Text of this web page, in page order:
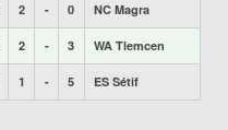
2 - 0 NC Magra
2 - 3 WA Tlemcen
1 - 5 ES Sétif